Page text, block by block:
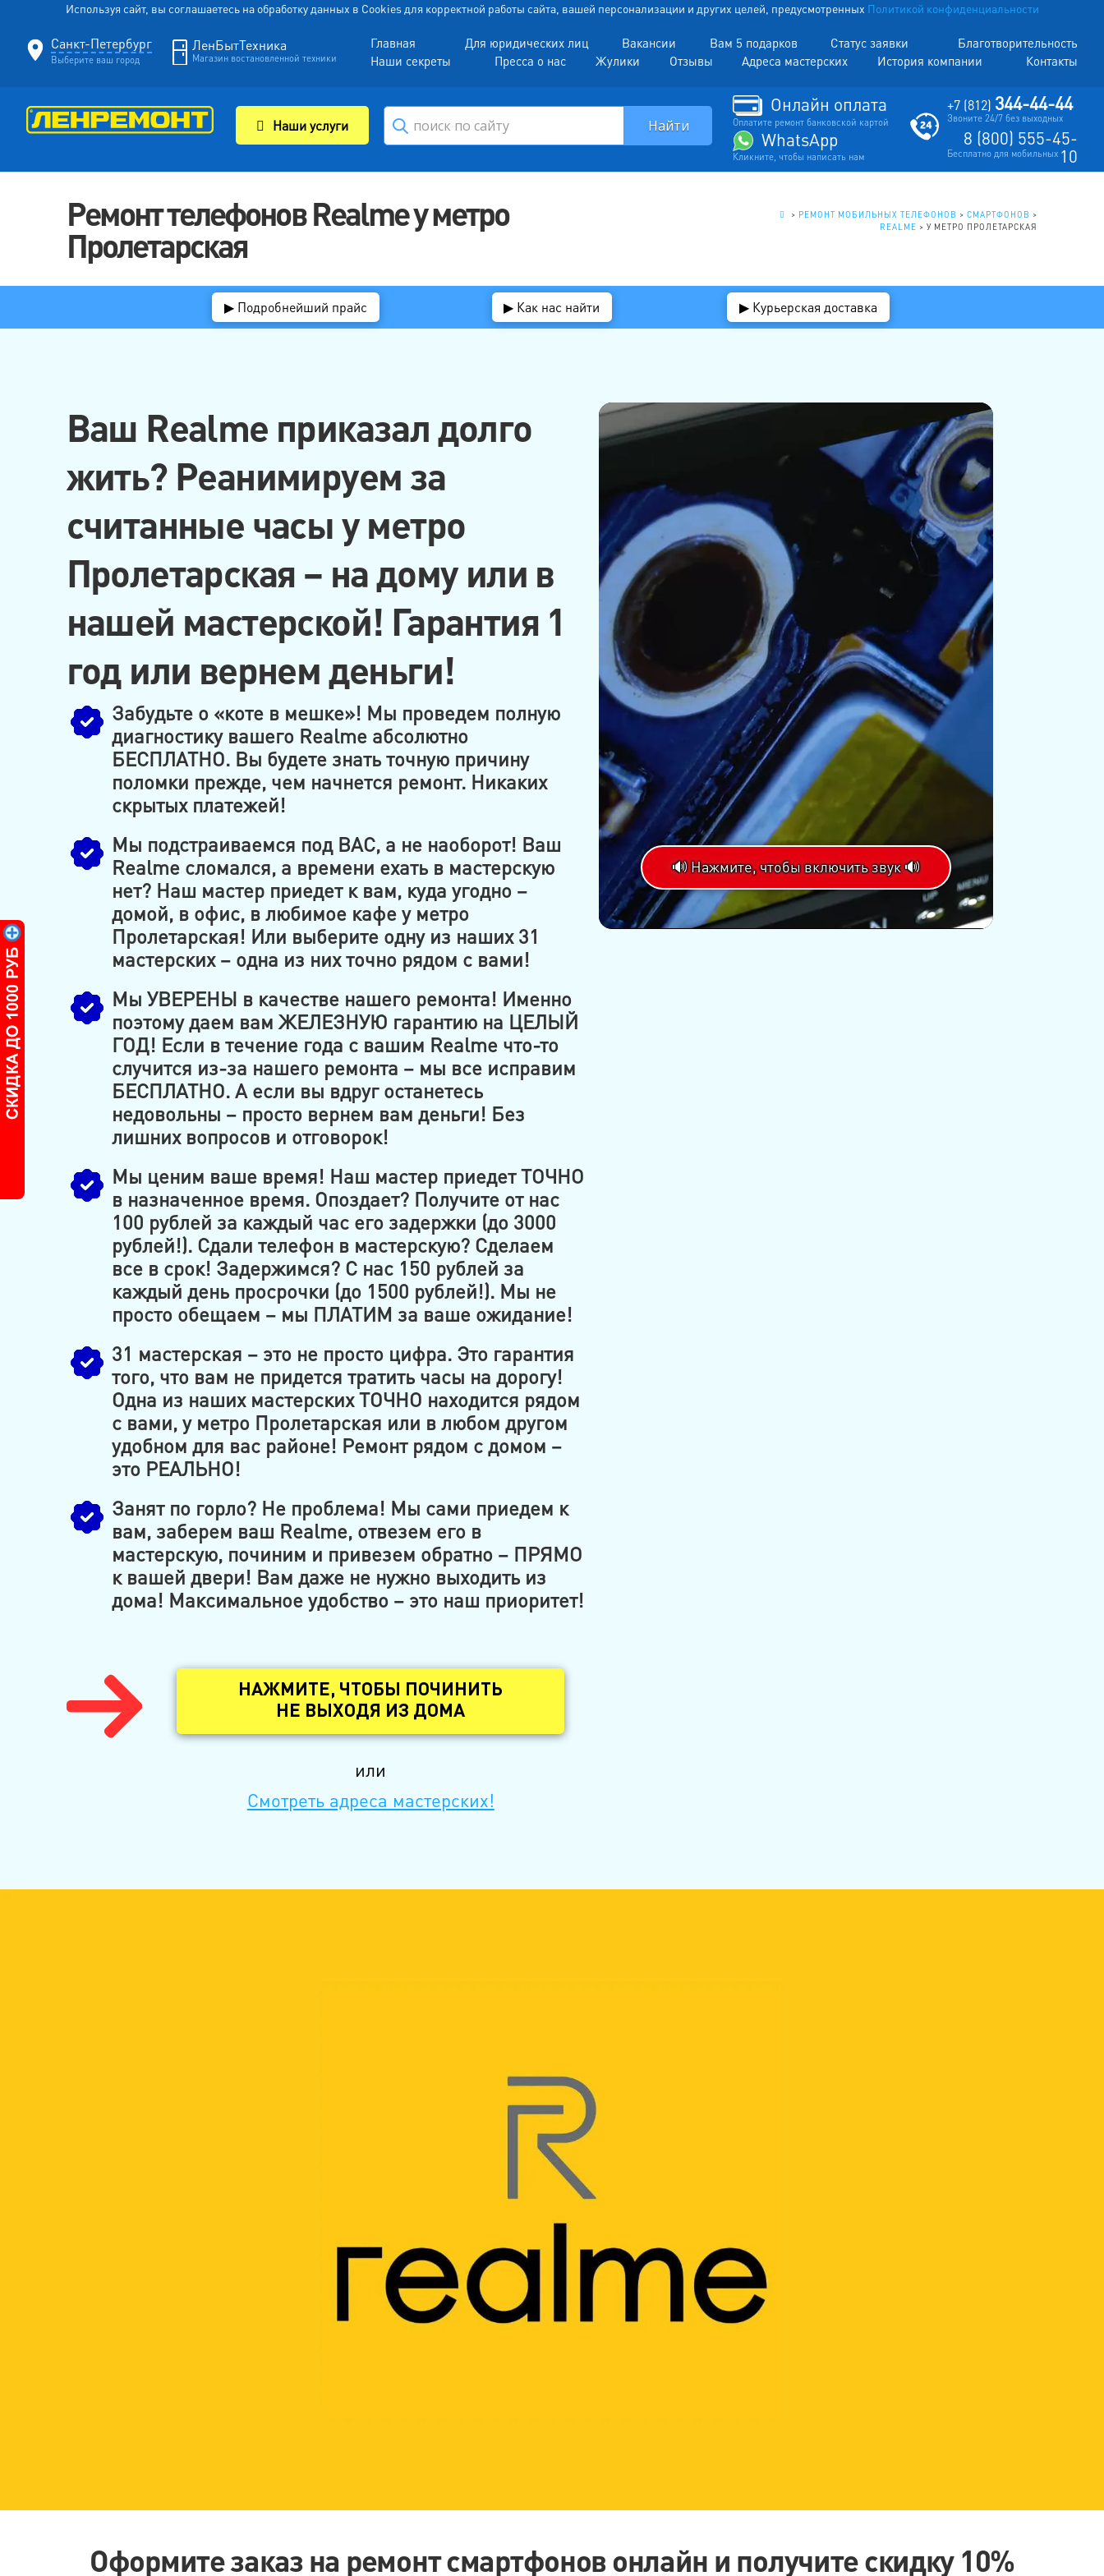
Используя сайт, вы соглашаетесь на обработку данных в Cookies для корректной работы сайта, вашей персонализации и других целей, предусмотренных Политикой конфиденциальности
Санкт-Петербург
Выберите ваш город
ЛенБытТехника
Магазин востановленной техники
Главная Для юридических лиц Вакансии Вам 5 подарков Статус заявки
Благотворительность
Наши секреты
Пресса о нас Жулики Отзывы Адреса мастерских История компании Контакты
Наши услуги
Онлайн оплата
Оплатите ремонт банковской картой
WhatsApp
Кликните, чтобы написать нам
+7 (812) 344-44-44
Звоните 24/7 без выходных
8 (800) 555-45-
10
Бесплатно для мобильных
Ремонт телефонов Realme у метро
Пролетарская
> РЕМОНТ МОБИЛЬНЫХ ТЕЛЕФОНОВ > СМАРТФОНОВ >
REALME > У МЕТРО ПРОЛЕТАРСКАЯ
▶ Подробнейший прайс ▶ Как нас найти ▶ Курьерская доставка
Ваш Realme приказал долго
жить? Реанимируем за
считанные часы у метро
Пролетарская – на дому или в
нашей мастерской! Гарантия 1
год или вернем деньги!
Забудьте о «коте в мешке»! Мы проведем полную
диагностику вашего Realme абсолютно
БЕСПЛАТНО. Вы будете знать точную причину
поломки прежде, чем начнется ремонт. Никаких
скрытых платежей!
Мы подстраиваемся под ВАС, а не наоборот! Ваш
Realme сломался, а времени ехать в мастерскую
нет? Наш мастер приедет к вам, куда угодно –
домой, в офис, в любимое кафе у метро
Пролетарская! Или выберите одну из наших 31
мастерских – одна из них точно рядом с вами!
Мы УВЕРЕНЫ в качестве нашего ремонта! Именно
поэтому даем вам ЖЕЛЕЗНУЮ гарантию на ЦЕЛЫЙ
ГОД! Если в течение года с вашим Realme что-то
случится из-за нашего ремонта – мы все исправим
БЕСПЛАТНО. А если вы вдруг останетесь
недовольны – просто вернем вам деньги! Без
лишних вопросов и отговорок!
Мы ценим ваше время! Наш мастер приедет ТОЧНО
в назначенное время. Опоздает? Получите от нас
100 рублей за каждый час его задержки (до 3000
рублей!). Сдали телефон в мастерскую? Сделаем
все в срок! Задержимся? С нас 150 рублей за
каждый день просрочки (до 1500 рублей!). Мы не
просто обещаем – мы ПЛАТИМ за ваше ожидание!
31 мастерская – это не просто цифра. Это гарантия
того, что вам не придется тратить часы на дорогу!
Одна из наших мастерских ТОЧНО находится рядом
с вами, у метро Пролетарская или в любом другом
удобном для вас районе! Ремонт рядом с домом –
это РЕАЛЬНО!
Занят по горло? Не проблема! Мы сами приедем к
вам, заберем ваш Realme, отвезем его в
мастерскую, починим и привезем обратно – ПРЯМО
к вашей двери! Вам даже не нужно выходить из
дома! Максимальное удобство – это наш приоритет!
НАЖМИТЕ, ЧТОБЫ ПОЧИНИТЬ
НЕ ВЫХОДЯ ИЗ ДОМА
или
Смотреть адреса мастерских!
🔊 Нажмите, чтобы включить звук 🔊
Оформите заказ на ремонт смартфонов онлайн и получите скидку 10%